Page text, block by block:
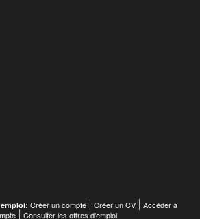
Créer un compte Créer un CV
Accéder à
Consulter les offres d'emploi